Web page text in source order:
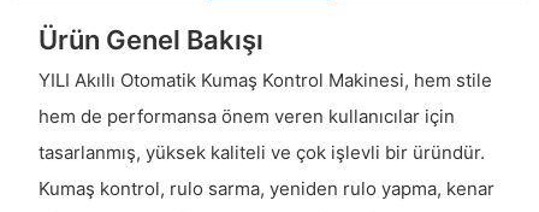
Ürün Genel Bakışı
YILI Akıllı Otomatik Kumaş Kontrol Makinesi, hem stile
hem de performansa önem veren kullanıcılar için
tasarlanmış, yüksek kaliteli ve çok işlevli bir üründür.
Kumaş kontrol, rulo sarma, yeniden rulo yapma, kenar